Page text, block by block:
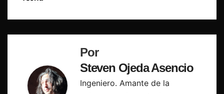
Por
Steven Ojeda Asencio
Ingeniero. Amante de la